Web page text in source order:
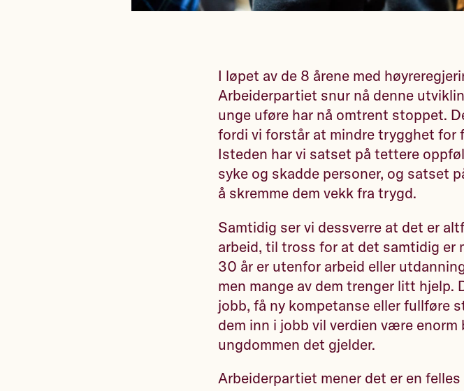
I løpet av de 8 årene med
Arbeiderpartiet snur nå denne
unge uføre har nå omtrent stoppet.
fordi vi forstår at mindre trygghet for
Isteden har vi satset på tettere
syke og skadde personer, og satset
å skremme dem vekk fra trygd.
Samtidig ser vi dessverre at det er
arbeid, til tross for at det samtidig er
30 år er utenfor arbeid eller
men mange av dem trenger litt
jobb, få ny kompetanse eller fullføre
dem inn i jobb vil verdien være
ungdommen det gjelder.
Arbeiderpartiet mener det er en